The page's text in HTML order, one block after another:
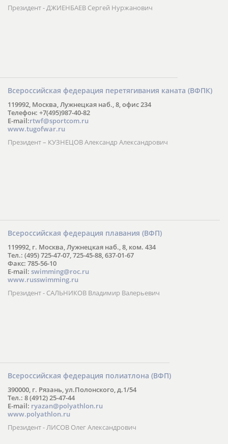
Президент - ДЖИЕНБАЕВ Сергей Нуржанович
Всероссийская федерация перетягивания каната (ВФПК)
119992, Москва, Лужнецкая наб., 8, офис 234
Телефон: +7(495)987-40-82
E-mail:rtwf@sportcom.ru
www.tugofwar.ru
Президент – КУЗНЕЦОВ Александр Александрович
Всероссийская федерация плавания (ВФП)
119992, г. Москва, Лужнецкая наб., 8, ком. 434
Тел.: (495) 725-47-07, 725-45-88, 637-01-67
Факс: 785-56-10
E-mail: swimming@roc.ru
www.russwimming.ru
Президент - САЛЬНИКОВ Владимир Валерьевич
Всероссийская федерация полиатлона (ВФП)
390000, г. Рязань, ул.Полонского, д.1/54
Тел.: 8 (4912) 25-47-44
E-mail: ryazan@polyathlon.ru
www.polyathlon.ru
Президент - ЛИСОВ Олег Александрович